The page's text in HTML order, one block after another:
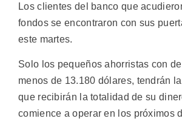
Los clientes del banco que
fondos se encontraron con sus
este martes.
Solo los pequeños ahorristas con
menos de 13.180 dólares, tendrán
que recibirán la totalidad de su
comience a operar en los próximos